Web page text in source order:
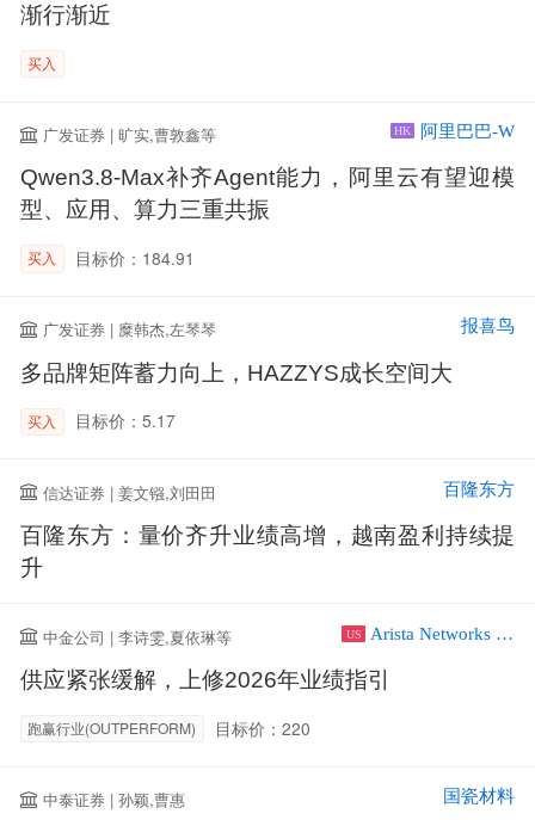
渐行渐近
买入
广发证券 | 旷实,曹敦鑫等 HK 阿里巴巴-W
Qwen3.8-Max补齐Agent能力，阿里云有望迎模
型、应用、算力三重共振
买入 目标价：184.91
广发证券 | 糜韩杰,左琴琴 报喜鸟
多品牌矩阵蓄力向上，HAZZYS成长空间大
买入 目标价：5.17
信达证券 | 姜文镪,刘田田 百隆东方
百隆东方：量价齐升业绩高增，越南盈利持续提
升
中金公司 | 李诗雯,夏依琳等 US Arista Networks Inc
供应紧张缓解，上修2026年业绩指引
跑赢行业(OUTPERFORM) 目标价：220
中泰证券 | 孙颖,曹惠 国瓷材料